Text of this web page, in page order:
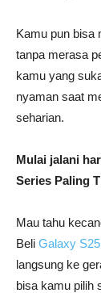
Kamu pun bisa
tanpa merasa
kamu yang
nyaman saat
seharian.
Mulai jalani
Series Paling
Mau tahu
Beli Galaxy
langsung ke
bisa kamu pilih